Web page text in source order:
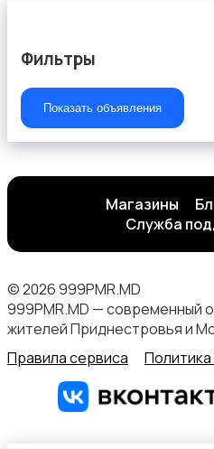
Фильтры
Показать объявления
Магазины
Служба
© 2026 999PMR.MD
999PMR.MD — современный
жителей Приднестровья и
Правила сервиса